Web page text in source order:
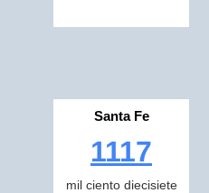
Santa Fe
1117
mil ciento diecisiete